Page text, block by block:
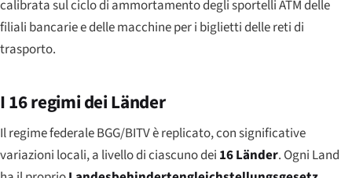
calibrata sul ciclo di ammortamento degli sportelli ATM delle
filiali bancarie e delle macchine per i biglietti delle reti di
trasporto.
I 16 regimi dei Länder
Il regime federale BGG/BITV è replicato, con significative
variazioni locali, a livello di ciascuno dei 16 Länder. Ogni Land